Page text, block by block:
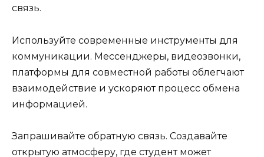
связь.
Используйте современные инструменты для
коммуникации. Мессенджеры, видеозвонки,
платформы для совместной работы облегчают
взаимодействие и ускоряют процесс обмена
информацией.
Запрашивайте обратную связь. Создавайте
открытую атмосферу, где студент может